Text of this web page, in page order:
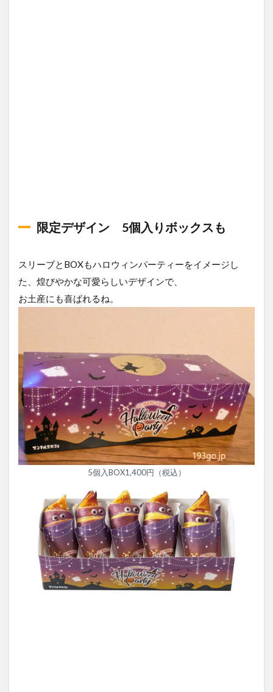
限定デザイン 5個入りボックスも
スリーブとBOXもハロウィンパーティーをイメージし
た、煌びやかな可愛らしいデザインで、
お土産にも喜ばれるね。
5個入BOX1,400円（税込）